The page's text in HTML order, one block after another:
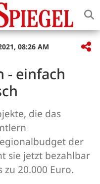
08:26 AM
- einfach
die das
der
sie jetzt bezahlbar
zu 20.000 Euro.